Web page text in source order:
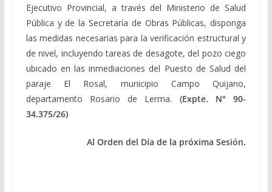
Ejecutivo Provincial, a través del Ministerio de Salud
Pública y de la Secretaría de Obras Públicas, disponga
las medidas necesarias para la verificación estructural y
de nivel, incluyendo tareas de desagote, del pozo ciego
ubicado en las inmediaciones del Puesto de Salud del
paraje El Rosal, municipio Campo Quijano,
departamento Rosario de Lerma. (Expte. N° 90-
34.375/26)
Al Orden del Día de la próxima Sesión.